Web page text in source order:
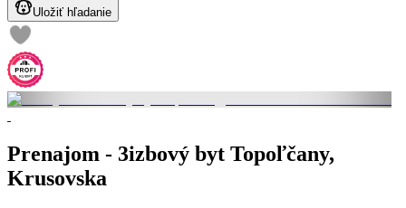
Uložiť hľadanie
Prenajom - 3izbový byt Topoľčany,
Krusovska